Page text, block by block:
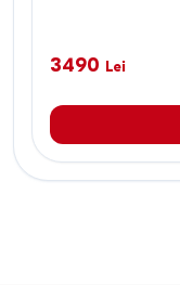
3490 Lei